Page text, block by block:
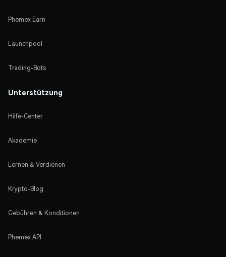
Phemex Earn
Launchpool
Trading-Bots
Unterstützung
Hilfe-Center
Akademie
Lernen & Verdienen
Krypto-Blog
Gebühren & Konditionen
Phemex API